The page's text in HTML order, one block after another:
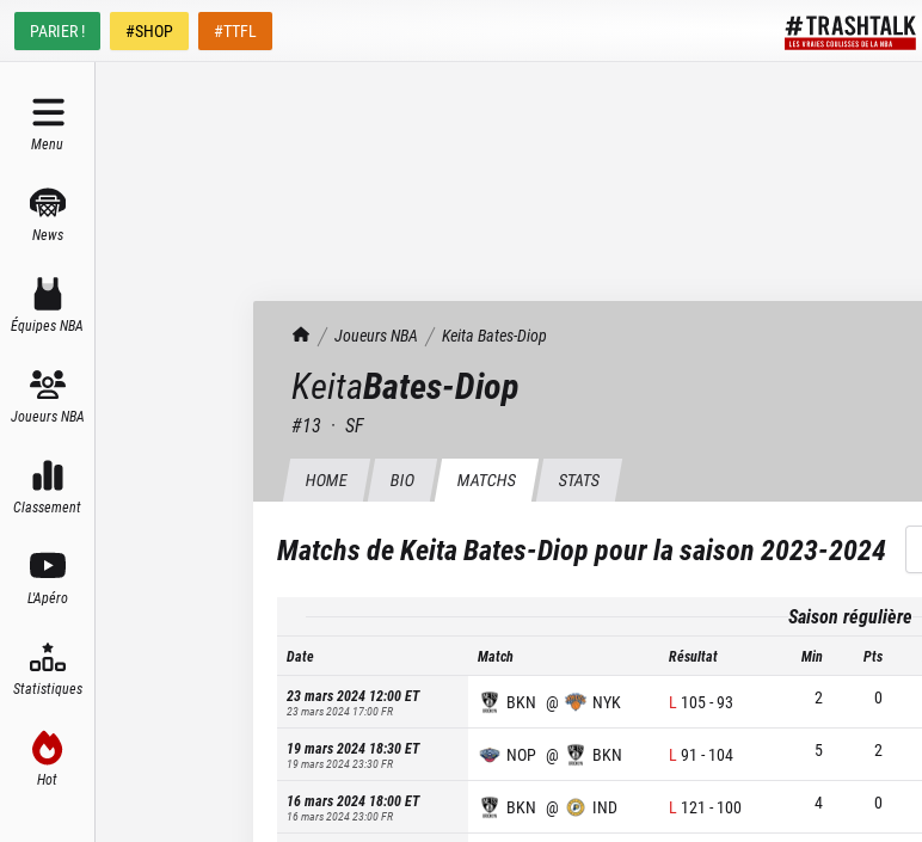
PARIER ! #SHOP #TTFL
Menu
News
Équipes NBA
Joueurs NBA
Classement
L'Apéro
Statistiques
Hot
TrashTalk Actu NBA
Joueurs NBA Keita Bates-Diop
KeitaBates-Diop
#13 · SF
HOME BIO MATCHS STATS
Matchs deKeita Bates-Dioppour la saison2023-2024
Saison régulière
Date Match Résultat Min Pts
23 mars 2024 12:00ET
23 mars 2024 17:00FR BKN @ NYK L 105-93 2 0
19 mars 2024 18:30ET
19 mars 2024 23:30FR NOP @ BKN L 91 - 104 5 2
16 mars 2024 18:00ET
16 mars 2024 23:00FR BKN @ IND L 121 - 100 4 0